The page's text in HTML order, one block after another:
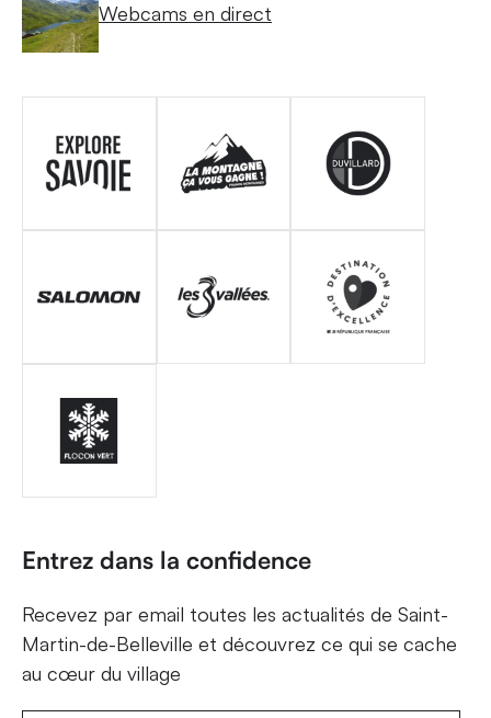
Webcams en direct
Entrez dans la confidence
Recevez par email toutes les actualités de Saint-
Martin-de-Belleville et découvrez ce qui se cache
au cœur du village